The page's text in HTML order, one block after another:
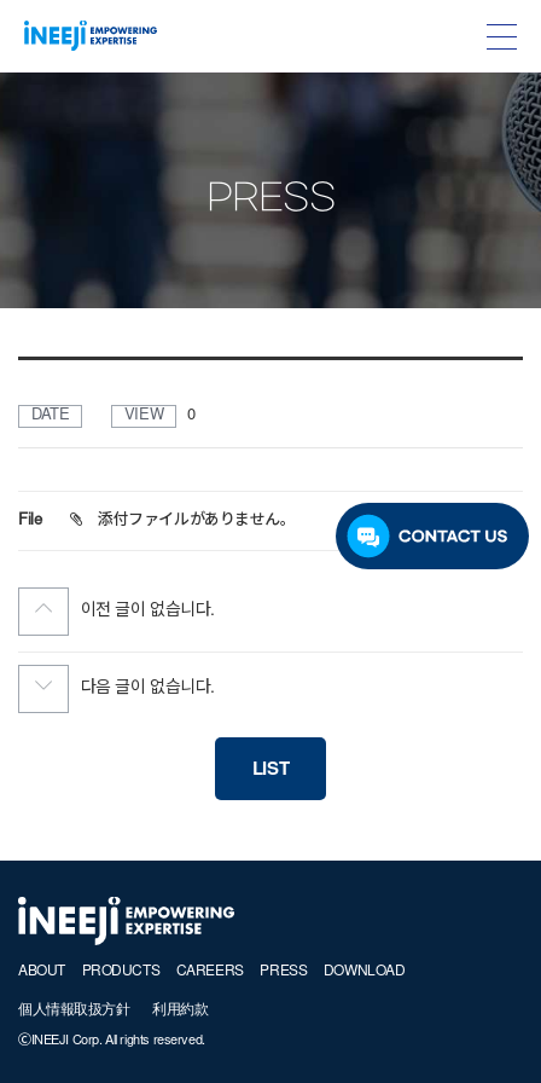
PRESS
DATE VIEW 0
File 添付ファイルがありません。
이전 글이 없습니다.
다음 글이 없습니다.
LIST
ABOUT PRODUCTS CAREERS PRESS DOWNLOAD
個人情報取扱方針 利用約款
ⒸINEEJI Corp. All rights reserved.